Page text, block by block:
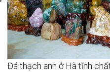
Đá thạch anh ở Hà tĩnh